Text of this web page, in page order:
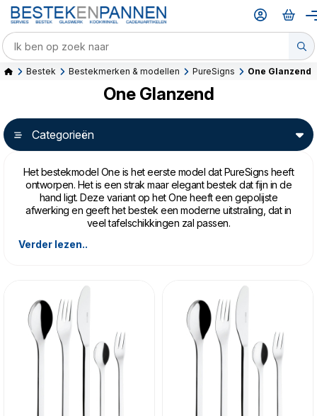
Bestek Bestekmerken & modellen PureSigns One Glanzend
One Glanzend
Categorieën
Het bestekmodel One is het eerste model dat PureSigns heeft
ontworpen. Het is een strak maar elegant bestek dat fijn in de
hand ligt. Deze variant op het One heeft een gepolijste
afwerking en geeft het bestek een moderne uitstraling, dat in
veel tafelschikkingen zal passen.
Het mes van dit model is een zogenaamd holheft-mes. Dat wil
One is uitgevoerd in glanzend roestvrijstaal, en kan in de
Verder lezen..